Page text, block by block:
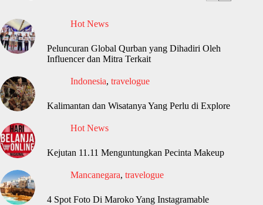
Hot News
Peluncuran Global Qurban yang Dihadiri Oleh
Influencer dan Mitra Terkait
Indonesia, travelogue
Kalimantan dan Wisatanya Yang Perlu di Explore
Hot News
Kejutan 11.11 Menguntungkan Pecinta Makeup
Mancanegara, travelogue
4 Spot Foto Di Maroko Yang Instagramable